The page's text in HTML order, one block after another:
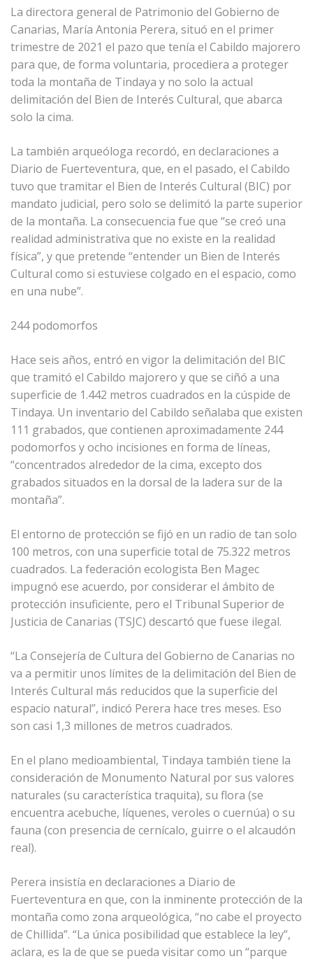
La directora general de Patrimonio del Gobierno de
Canarias, María Antonia Perera, situó en el primer
trimestre de 2021 el pazo que tenía el Cabildo majorero
para que, de forma voluntaria, procediera a proteger
toda la montaña de Tindaya y no solo la actual
delimitación del Bien de Interés Cultural, que abarca
solo la cima.
La también arqueóloga recordó, en declaraciones a
Diario de Fuerteventura, que, en el pasado, el Cabildo
tuvo que tramitar el Bien de Interés Cultural (BIC) por
mandato judicial, pero solo se delimitó la parte superior
de la montaña. La consecuencia fue que “se creó una
realidad administrativa que no existe en la realidad
física”, y que pretende “entender un Bien de Interés
Cultural como si estuviese colgado en el espacio, como
en una nube”.
244 podomorfos
Hace seis años, entró en vigor la delimitación del BIC
que tramitó el Cabildo majorero y que se ciñó a una
superficie de 1.442 metros cuadrados en la cúspide de
Tindaya. Un inventario del Cabildo señalaba que existen
111 grabados, que contienen aproximadamente 244
podomorfos y ocho incisiones en forma de líneas,
“concentrados alrededor de la cima, excepto dos
grabados situados en la dorsal de la ladera sur de la
montaña”.
El entorno de protección se fijó en un radio de tan solo
100 metros, con una superficie total de 75.322 metros
cuadrados. La federación ecologista Ben Magec
impugnó ese acuerdo, por considerar el ámbito de
protección insuficiente, pero el Tribunal Superior de
Justicia de Canarias (TSJC) descartó que fuese ilegal.
“La Consejería de Cultura del Gobierno de Canarias no
va a permitir unos límites de la delimitación del Bien de
Interés Cultural más reducidos que la superficie del
espacio natural”, indicó Perera hace tres meses. Eso
son casi 1,3 millones de metros cuadrados.
En el plano medioambiental, Tindaya también tiene la
consideración de Monumento Natural por sus valores
naturales (su característica traquita), su flora (se
encuentra acebuche, líquenes, veroles o cuernúa) o su
fauna (con presencia de cernícalo, guirre o el alcaudón
real).
Perera insistía en declaraciones a Diario de
Fuerteventura en que, con la inminente protección de la
montaña como zona arqueológica, “no cabe el proyecto
de Chillida”. “La única posibilidad que establece la ley”,
aclara, es la de que se pueda visitar como un “parque